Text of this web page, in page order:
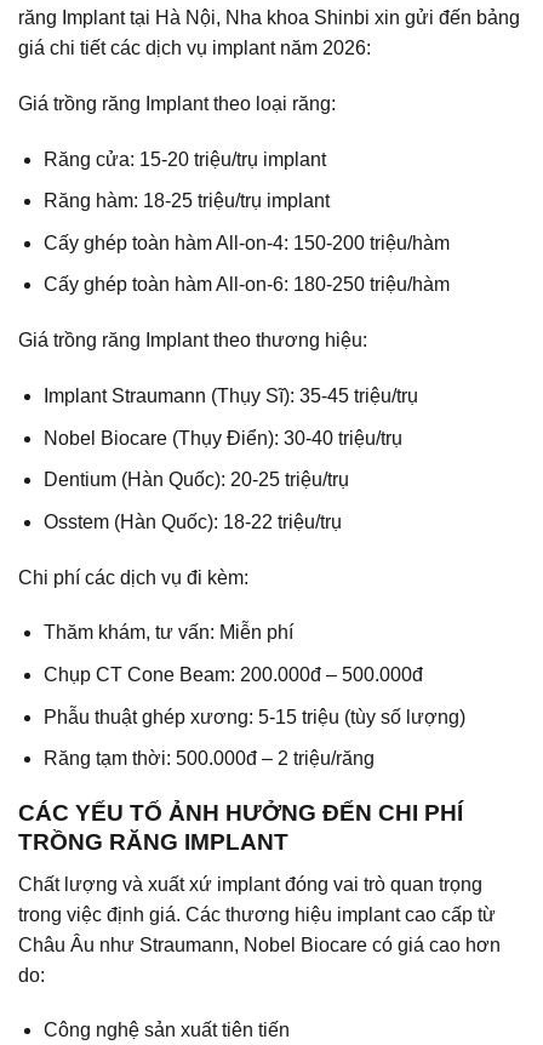
răng Implant tại Hà Nội, Nha khoa Shinbi xin gửi đến bảng
giá chi tiết các dịch vụ implant năm 2026:
Giá trồng răng Implant theo loại răng:
Răng cửa: 15-20 triệu/trụ implant
Răng hàm: 18-25 triệu/trụ implant
Cấy ghép toàn hàm All-on-4: 150-200 triệu/hàm
Cấy ghép toàn hàm All-on-6: 180-250 triệu/hàm
Giá trồng răng Implant theo thương hiệu:
Implant Straumann (Thụy Sĩ): 35-45 triệu/trụ
Nobel Biocare (Thụy Điển): 30-40 triệu/trụ
Dentium (Hàn Quốc): 20-25 triệu/trụ
Osstem (Hàn Quốc): 18-22 triệu/trụ
Chi phí các dịch vụ đi kèm:
Thăm khám, tư vấn: Miễn phí
Chụp CT Cone Beam: 200.000đ – 500.000đ
Phẫu thuật ghép xương: 5-15 triệu (tùy số lượng)
Răng tạm thời: 500.000đ – 2 triệu/răng
CÁC YẾU TỐ ẢNH HƯỞNG ĐẾN CHI PHÍ
TRỒNG RĂNG IMPLANT
Chất lượng và xuất xứ implant đóng vai trò quan trọng
trong việc định giá. Các thương hiệu implant cao cấp từ
Châu Âu như Straumann, Nobel Biocare có giá cao hơn
do:
Công nghệ sản xuất tiên tiến